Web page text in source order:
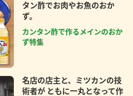
タン酢でお肉やお魚のおか
ず。
カンタン酢で作るメインのおか
ず特集
名店の店主と、ミツカンの技
術者が ともに一丸となって作